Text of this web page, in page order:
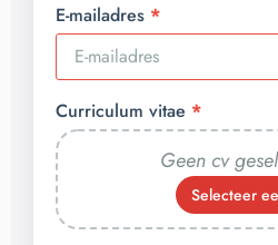
E-mailadres
Curriculum vitae
Geen cv
Selecteer